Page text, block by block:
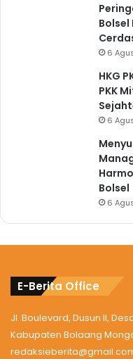
Bolsel
6
HKG
PKK
6
Bolsel
6
E-Berita Office
Jl. Boulevard, Dusun II,
Kabupaten Bolaang